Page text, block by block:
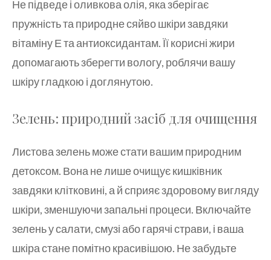
Не підведе і оливкова олія, яка зберігає
пружність та природне сяйво шкіри завдяки
вітаміну Е та антиоксидантам. Її корисні жири
допомагають зберегти вологу, роблячи вашу
шкіру гладкою і доглянутою.
Зелень: природний засіб для очищення
Листова зелень може стати вашим природним
детоксом. Вона не лише очищує кишківник
завдяки клітковині, а й сприяє здоровому вигляду
шкіри, зменшуючи запальні процеси. Включайте
зелень у салати, смузі або гарячі страви, і ваша
шкіра стане помітно красивішою. Не забудьте